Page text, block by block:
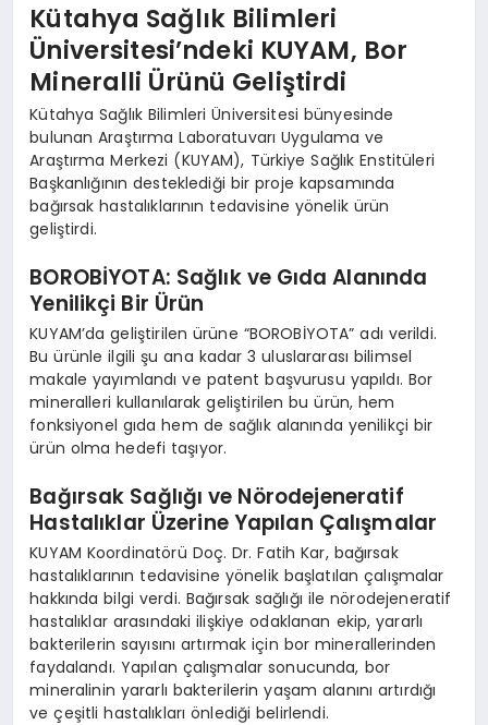
Kütahya Sağlık Bilimleri
Üniversitesi’ndeki KUYAM, Bor
Mineralli Ürünü Geliştirdi
Kütahya Sağlık Bilimleri Üniversitesi bünyesinde
bulunan Araştırma Laboratuvarı Uygulama ve
Araştırma Merkezi (KUYAM), Türkiye Sağlık Enstitüleri
Başkanlığının desteklediği bir proje kapsamında
bağırsak hastalıklarının tedavisine yönelik ürün
geliştirdi.
BOROBİYOTA: Sağlık ve Gıda Alanında
Yenilikçi Bir Ürün
KUYAM’da geliştirilen ürüne “BOROBİYOTA” adı verildi.
Bu ürünle ilgili şu ana kadar 3 uluslararası bilimsel
makale yayımlandı ve patent başvurusu yapıldı. Bor
mineralleri kullanılarak geliştirilen bu ürün, hem
fonksiyonel gıda hem de sağlık alanında yenilikçi bir
ürün olma hedefi taşıyor.
Bağırsak Sağlığı ve Nörodejeneratif
Hastalıklar Üzerine Yapılan Çalışmalar
KUYAM Koordinatörü Doç. Dr. Fatih Kar, bağırsak
hastalıklarının tedavisine yönelik başlatılan çalışmalar
hakkında bilgi verdi. Bağırsak sağlığı ile nörodejeneratif
hastalıklar arasındaki ilişkiye odaklanan ekip, yararlı
bakterilerin sayısını artırmak için bor minerallerinden
faydalandı. Yapılan çalışmalar sonucunda, bor
mineralinin yararlı bakterilerin yaşam alanını artırdığı
ve çeşitli hastalıkları önlediği belirlendi.